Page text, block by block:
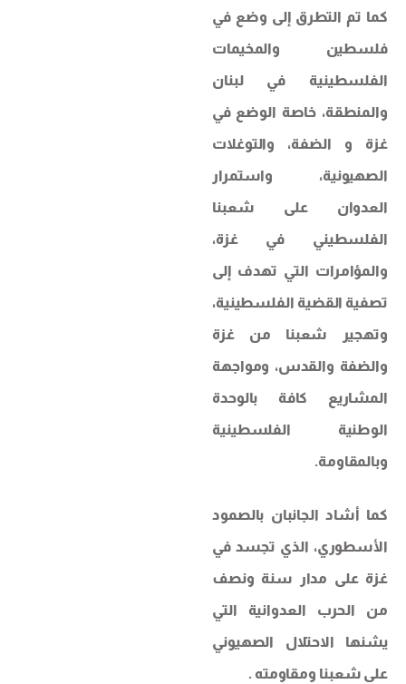
كما تم التطرق إلى وضع في
فلسطين والمخيمات
الفلسطينية في لبنان
والمنطقة، خاصة الوضع في
غزة و الضفة، والتوغلات
الصهيونية، واستمرار
العدوان على شعبنا
الفلسطيني في غزة،
والمؤامرات التي تهدف إلى
تصفية القضية الفلسطينية،
وتهجير شعبنا من غزة
والضفة والقدس، ومواجهة
المشاريع كافة بالوحدة
الوطنية الفلسطينية
وبالمقاومة.
كما أشاد الجانبان بالصمود
الأسطوري، الذي تجسد في
غزة على مدار سنة ونصف
من الحرب العدوانية التي
يشنها الاحتلال الصهيوني
على شعبنا ومقاومته .